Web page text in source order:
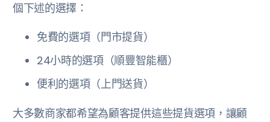
個下述的選擇：
免費的選項（門市提貨）
24小時的選項（順豐智能櫃）
便利的選項（上門送貨）
大多數商家都希望為顧客提供這些提貨選項，讓顧